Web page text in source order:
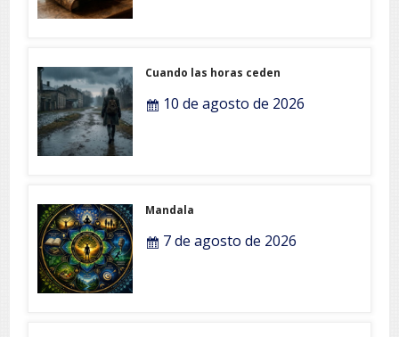
Cuando las horas ceden
10 de agosto de 2026
Mandala
7 de agosto de 2026